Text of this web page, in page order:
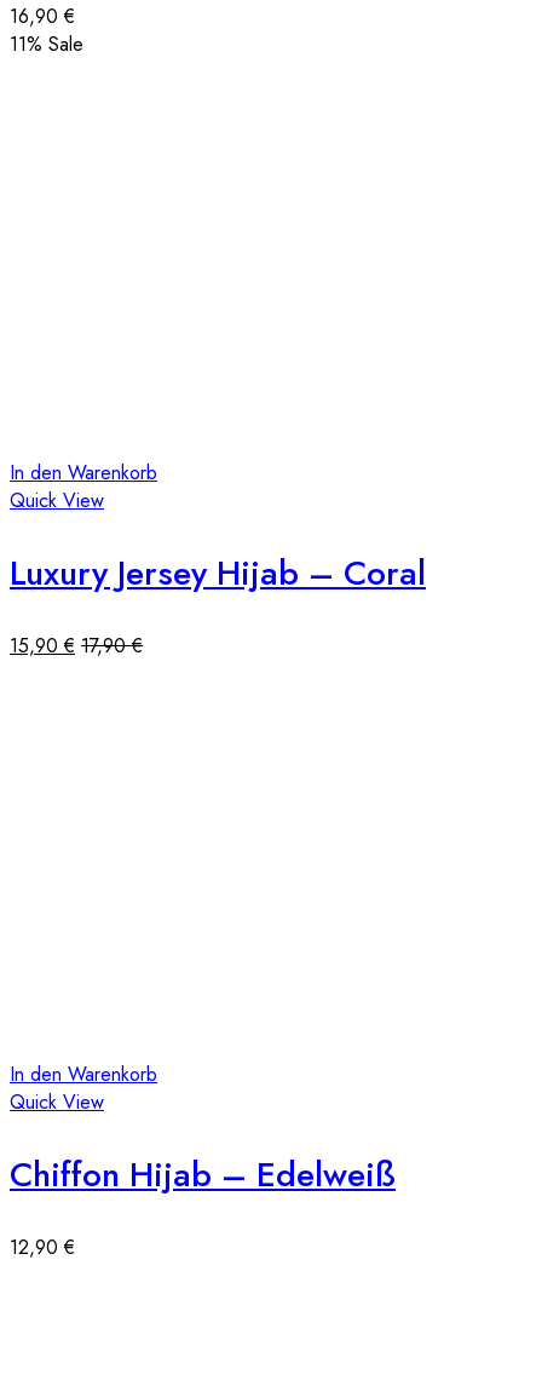
16,90€
11% Sale
In den Warenkorb
Quick View
Luxury Jersey Hijab – Coral
15,90€ 17,90€
In den Warenkorb
Quick View
Chiffon Hijab – Edelweiß
12,90€